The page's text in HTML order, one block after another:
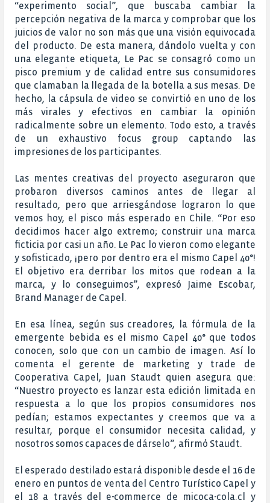
“experimento social”, que buscaba cambiar la
percepción negativa de la marca y comprobar que los
juicios de valor no son más que una visión equivocada
del producto. De esta manera, dándolo vuelta y con
una elegante etiqueta, Le Pac se consagró como un
pisco premium y de calidad entre sus consumidores
que clamaban la llegada de la botella a sus mesas. De
hecho, la cápsula de video se convirtió en uno de los
más virales y efectivos en cambiar la opinión
radicalmente sobre un elemento. Todo esto, a través
de un exhaustivo focus group captando las
impresiones de los participantes.
Las mentes creativas del proyecto aseguraron que
probaron diversos caminos antes de llegar al
resultado, pero que arriesgándose lograron lo que
vemos hoy, el pisco más esperado en Chile. “Por eso
decidimos hacer algo extremo; construir una marca
ficticia por casi un año. Le Pac lo vieron como elegante
y sofisticado, ¡pero por dentro era el mismo Capel 40°!
El objetivo era derribar los mitos que rodean a la
marca, y lo conseguimos”, expresó Jaime Escobar,
Brand Manager de Capel.
En esa línea, según sus creadores, la fórmula de la
emergente bebida es el mismo Capel 40° que todos
conocen, solo que con un cambio de imagen. Así lo
comenta el gerente de marketing y trade de
Cooperativa Capel, Juan Staudt quien asegura que:
“Nuestro proyecto es lanzar esta edición limitada en
respuesta a lo que los propios consumidores nos
pedían; estamos expectantes y creemos que va a
resultar, porque el consumidor necesita calidad, y
nosotros somos capaces de dárselo”, afirmó Staudt.
El esperado destilado estará disponible desde el 16 de
enero en puntos de venta del Centro Turístico Capel y
el 18 a través del e-commerce de micoca-cola.cl y